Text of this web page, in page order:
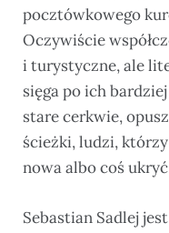
pocztówkowego
Oczywiście
i turystyczne, ale
sięga po ich
stare cerkwie,
ścieżki, ludzi,
nowa albo coś
Sebastian Sadlej